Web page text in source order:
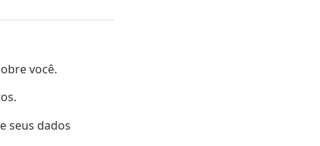
você.
seus dados